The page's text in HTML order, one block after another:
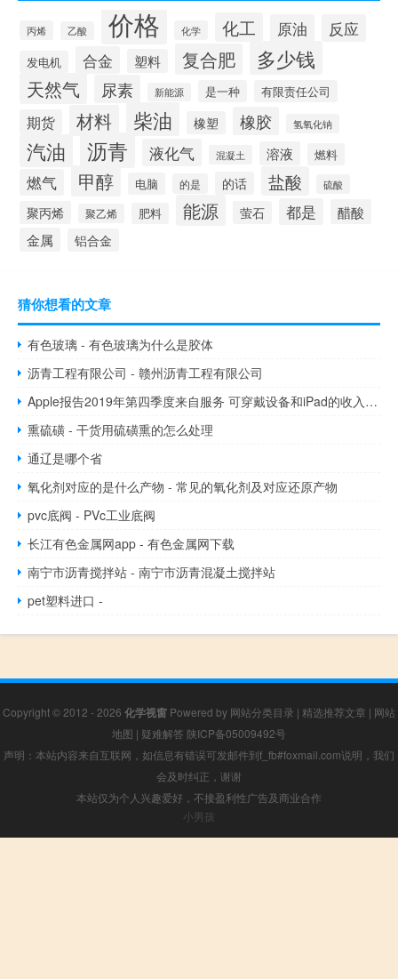
丙烯 乙酸 价格 化学 化工 原油 反应
发电机 合金 塑料 复合肥 多少钱
天然气 尿素 新能源 是一种 有限责任公司
期货 材料 柴油 橡塑 橡胶 氢氧化钠
汽油 沥青 液化气 混凝土 溶液 燃料
燃气 甲醇 电脑 的是 的话 盐酸 硫酸
聚丙烯 聚乙烯 肥料 能源 萤石 都是 醋酸
金属 铝合金
猜你想看的文章
有色玻璃 - 有色玻璃为什么是胶体
沥青工程有限公司 - 赣州沥青工程有限公司
Apple报告2019年第四季度来自服务 可穿戴设备和iPad的收入为640亿美元
熏硫磺 - 干货用硫磺熏的怎么处理
通辽是哪个省
氧化剂对应的是什么产物 - 常见的氧化剂及对应还原产物
pvc底阀 - PVc工业底阀
长江有色金属网app - 有色金属网下载
南宁市沥青搅拌站 - 南宁市沥青混凝土搅拌站
pet塑料进口 -
Copyright © 2012 - 2026 化学视窗 Powered by 网站分类目录 | 精选推荐文章 | 网站
地图 | 疑难解答 陕ICP备05009492号
声明：本站内容来自互联网，如信息有错误可发邮件到f_fb#foxmail.com说明，我们
会及时纠正，谢谢
本站仅为个人兴趣爱好，不接盈利性广告及商业合作
小男孩